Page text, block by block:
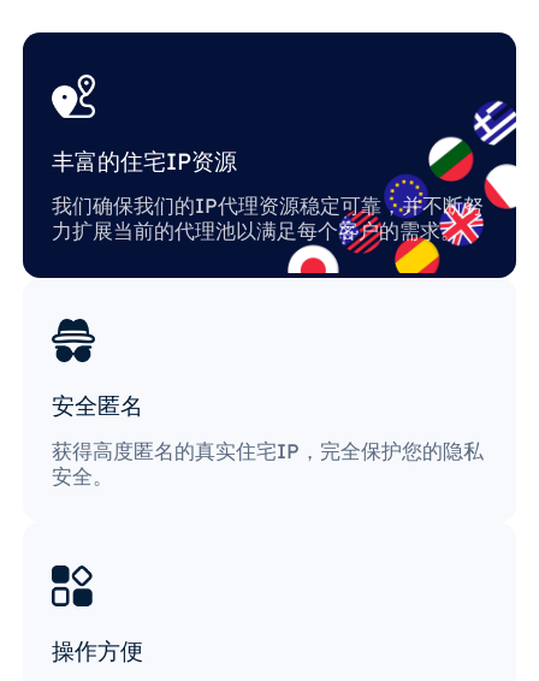
丰富的住宅IP资源
我们确保我们的IP代理资源稳定可靠，并不断努
力扩展当前的代理池以满足每个客户的需求。
安全匿名
获得高度匿名的真实住宅IP，完全保护您的隐私
安全。
操作方便